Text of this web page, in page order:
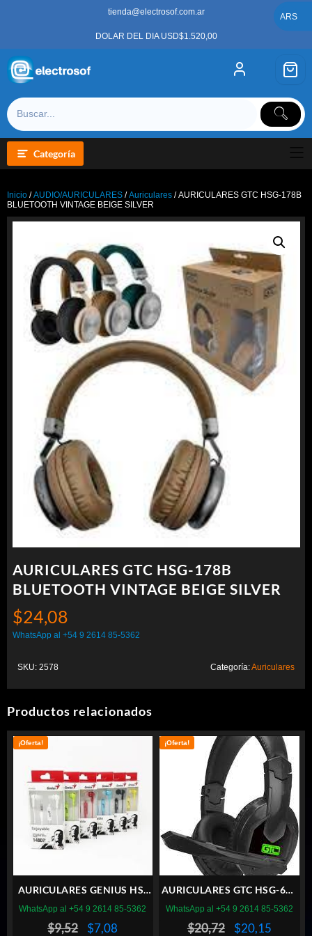
tienda@electrosof.com.ar
DOLAR DEL DIA USD$1.520,00
Categoría
Inicio /AUDIO/AURICULARES /Auriculares / AURICULARES GTC HSG-178B
BLUETOOTH VINTAGE BEIGE SILVER
AURICULARES GTC HSG-178B
BLUETOOTH VINTAGE BEIGE SILVER
$24,08
WhatsApp al +54 9 2614 85-5362
SKU: 2578 Categoría:Auriculares
Productos relacionados
¡Oferta!
AURICULARES GENIUS HS-
M320-300 MIC CELESTE
$9,52
El
$7,08
WhatsApp al +54 9 2614 85-5362
¡Oferta!
AURICULARES GTC HSG-610
PLAY TO WIN
$20,72
El
$20,15El
WhatsApp al +54 9 2614 85-5362
ARS